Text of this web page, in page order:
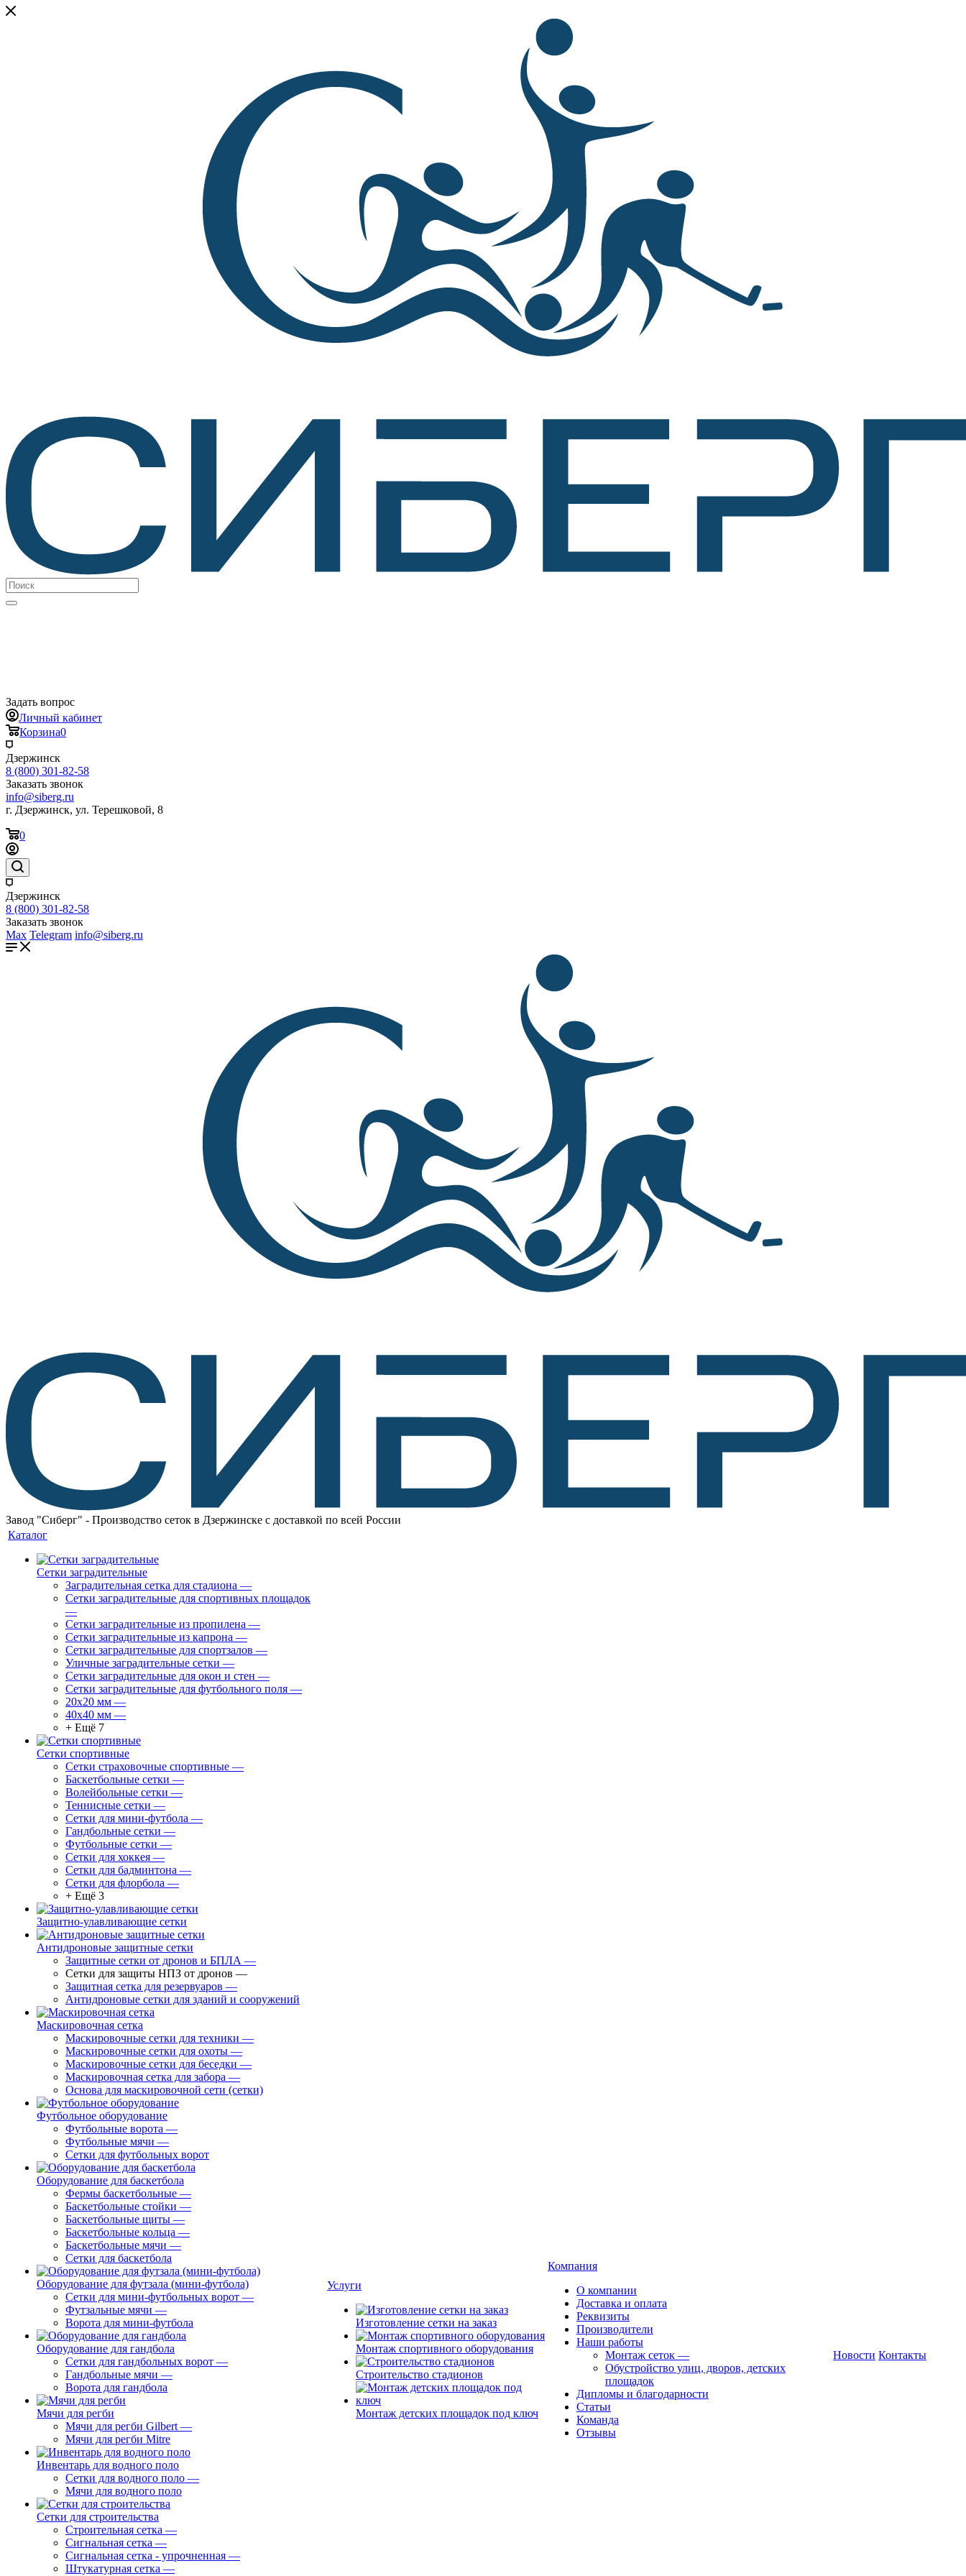
Задать вопрос
Личный кабинет
Корзина0
Дзержинск
8 (800) 301-82-58
Заказать звонок
info@siberg.ru
г. Дзержинск, ул. Терешковой, 8
0
Дзержинск
8 (800) 301-82-58
Заказать звонок
Max Telegram info@siberg.ru
Завод "Сиберг" - Производство сеток в Дзержинске с доставкой по всей России
Каталог
Сетки заградительные
Заградительная сетка для стадиона —
Сетки заградительные для спортивных площадок
—
Сетки заградительные из пропилена —
Сетки заградительные из капрона —
Сетки заградительные для спортзалов —
Уличные заградительные сетки —
Сетки заградительные для окон и стен —
Сетки заградительные для футбольного поля —
20х20 мм —
40х40 мм —
+ Ещё 7
Сетки спортивные
Сетки страховочные спортивные —
Баскетбольные сетки —
Волейбольные сетки —
Теннисные сетки —
Сетки для мини-футбола —
Гандбольные сетки —
Футбольные сетки —
Сетки для хоккея —
Сетки для бадминтона —
Сетки для флорбола —
+ Ещё 3
Защитно-улавливающие сетки
Антидроновые защитные сетки
Защитные сетки от дронов и БПЛА —
Сетки для защиты НПЗ от дронов —
Защитная сетка для резервуаров —
Антидроновые сетки для зданий и сооружений
Маскировочная сетка
Маскировочные сетки для техники —
Маскировочные сетки для охоты —
Маскировочные сетки для беседки —
Маскировочная сетка для забора —
Основа для маскировочной сети (сетки)
Футбольное оборудование
Футбольные ворота —
Футбольные мячи —
Сетки для футбольных ворот
Оборудование для баскетбола
Фермы баскетбольные —
Баскетбольные стойки —
Баскетбольные щиты —
Баскетбольные кольца —
Баскетбольные мячи —
Сетки для баскетбола
Оборудование для футзала (мини-футбола)
Сетки для мини-футбольных ворот —
Футзальные мячи —
Ворота для мини-футбола
Оборудование для гандбола
Сетки для гандбольных ворот —
Гандбольные мячи —
Ворота для гандбола
Мячи для регби
Мячи для регби Gilbert —
Мячи для регби Mitre
Инвентарь для водного поло
Сетки для водного поло —
Мячи для водного поло
Сетки для строительства
Строительная сетка —
Сигнальная сетка —
Сигнальная сетка - упрочненная —
Штукатурная сетка —
Услуги
Изготовление сетки на заказ
Монтаж спортивного оборудования
Строительство стадионов
Монтаж детских площадок под ключ
Компания
О компании
Доставка и оплата
Реквизиты
Производители
Наши работы
Монтаж сеток —
Обустройство улиц, дворов, детских
площадок
Дипломы и благодарности
Статьи
Команда
Отзывы
Новости Контакты